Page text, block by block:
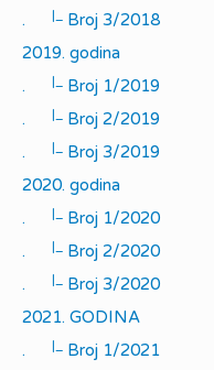
.
|_
Broj 3/2018
2019. godina
.
|_
Broj 1/2019
.
|_
Broj 2/2019
.
|_
Broj 3/2019
2020. godina
.
|_
Broj 1/2020
.
|_
Broj 2/2020
.
|_
Broj 3/2020
2021. GODINA
.
|_
Broj 1/2021